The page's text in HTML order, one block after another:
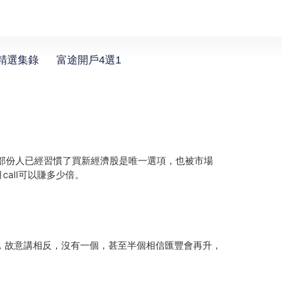
選集錄
富途開戶4選1
人已經習慣了買新經濟股是唯一選項，也被市場
可以賺多少倍。
意講相反，沒有一個，甚至半個相信匯豐會再升，